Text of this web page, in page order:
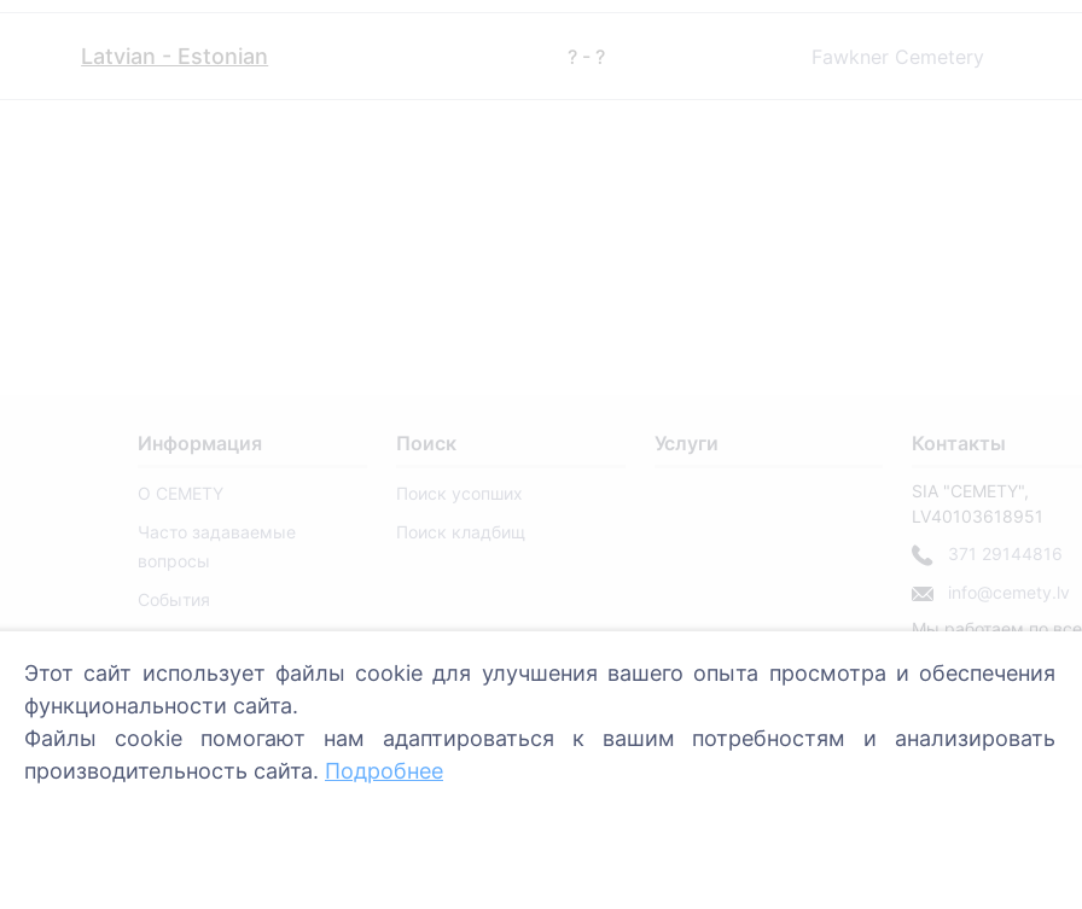
Latvian - Estonian ? - ? Fawkner Cemetery
Информация
О CEMETY
Часто задаваемые
вопросы
События
пользователей
Политика
конфиденциальности
Политика платежей
Поиск
Поиск усопших
Поиск кладбищ
Услуги Контакты
SIA "CEMETY",
LV40103618951
371 29144816
info@cemety.lv
Мы работаем по
Этот сайт использует файлы cookie для улучшения вашего опыта просмотра и обеспечения
функциональности сайта.
Файлы cookie помогают нам адаптироваться к вашим потребностям и анализировать
производительность сайта. Подробнее